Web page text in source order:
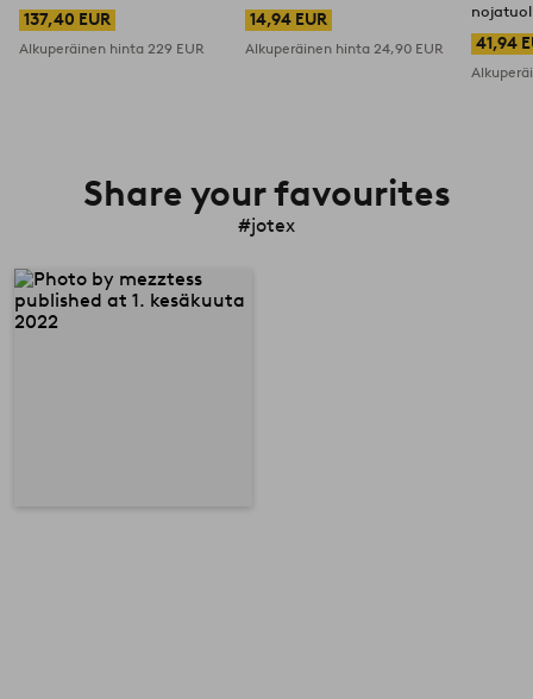
137,40 EUR
Alkuperäinen hinta 229 EUR
14,94 EUR
Alkuperäinen hinta 24,90 EUR 41,94
Share your favourites
#jotex